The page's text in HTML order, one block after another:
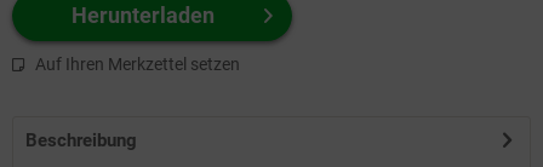
Herunterladen
Auf Ihren Merkzettel setzen
Beschreibung